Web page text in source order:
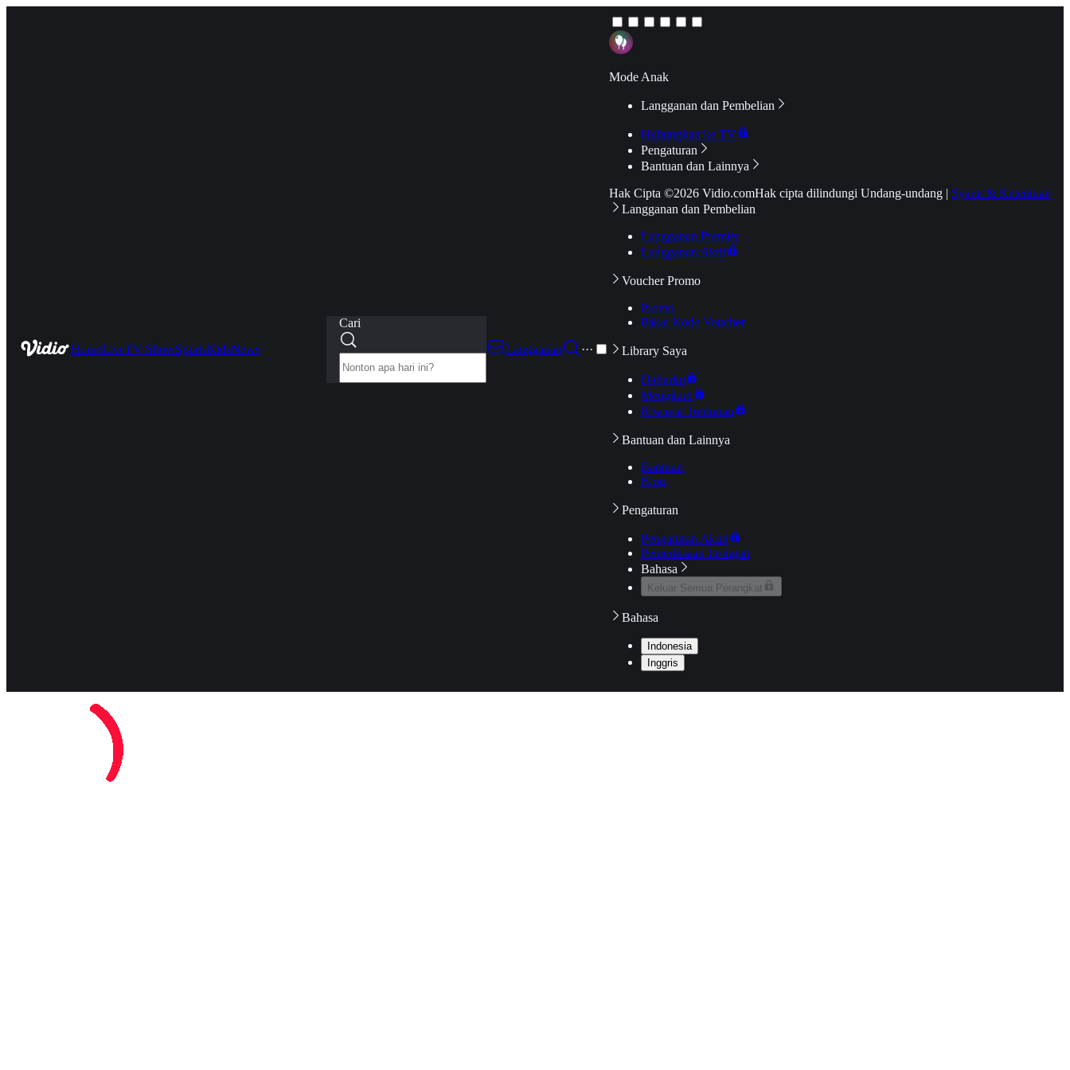
HomeLiveTV ShowSportsKidsNews
Cari
Langganan
···
Mode Anak
Langganan dan Pembelian
Hubungkan ke TV
Pengaturan
Bantuan dan Lainnya
Hak Cipta ©2026 Vidio.comHak cipta dilindungi Undang-undang | Syarat & Ketentuan
Langganan dan Pembelian
Langganan Premier
Langganan Aktif
Voucher Promo
Promo
Pakai Kode Voucher
Library Saya
Daftarku
Mengikuti
Riwayat Tontonan
Bantuan dan Lainnya
Bantuan
Blog
Pengaturan
Pengaturan Akun
Pemeriksaan Jaringan
Bahasa
Keluar Semua Perangkat
Bahasa
Indonesia
Inggris